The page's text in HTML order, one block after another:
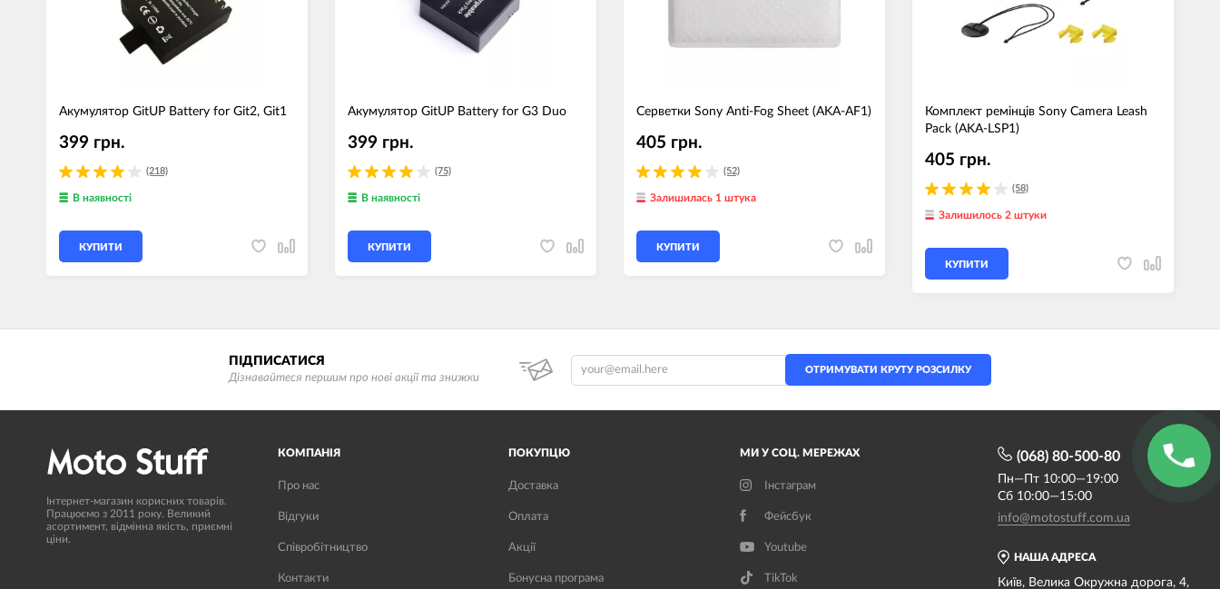
Акумулятор GitUP Battery for Git2, Git1
(218)
399 грн.
В наявності
КУПИТИ
Акумулятор GitUP Battery for G3 Duo
(75)
399 грн.
В наявності
КУПИТИ
Серветки Sony Anti-Fog Sheet (AKA-AF1)
(52)
405 грн.
Залишилась 1 штука
КУПИТИ
Комплект ремінців Sony Camera Leash
Pack (AKA-LSP1)
(58)
405 грн.
Залишилось 2 штуки
КУПИТИ
ПІДПИСАТИСЯ
Дізнавайтеся першим про нові акції та знижки
ОТРИМУВАТИ КРУТУ РОЗСИЛКУ
Інтернет-магазин корисних товарів.
Працюємо з 2011 року. Великий
асортимент, відмінна якість, приємні
ціни.
КОМПАНІЯ
Про нас
Вiдгуки
Співробітництво
Контакти
ПОКУПЦЮ
Доставка
Оплата
Акції
Бонусна програма
МИ У СОЦ. МЕРЕЖАХ
Інстаграм
Фейсбук
Youtube
TikTok
НАША АДРЕСА
Київ, Велика Окружна дорога, 4,
(068) 80-500-80
Пн—Пт 10:00—19:00
Сб 10:00—15:00
info@motostuff.com.ua